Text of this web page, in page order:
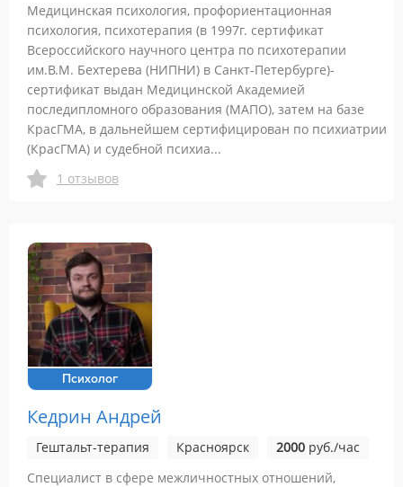
Медицинская психология, профориентационная
психология, психотерапия (в 1997г. сертификат
Всероссийского научного центра по психотерапии
им.В.М. Бехтерева (НИПНИ) в Санкт-Петербурге)-
сертификат выдан Медицинской Академией
последипломного образования (МАПО), затем на базе
КрасГМА, в дальнейшем сертифицирован по психиатрии
(КрасГМА) и судебной психиа...
1 отзывов
Психолог
Кедрин Андрей
Гештальт-терапия Красноярск 2000 руб./час
Специалист в сфере межличностных отношений,